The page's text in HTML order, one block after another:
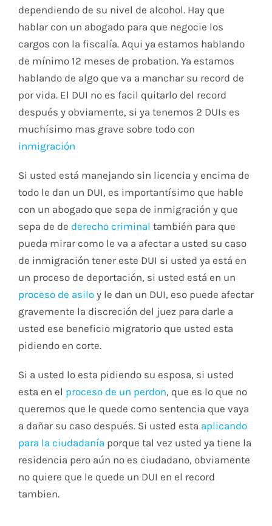
dependiendo de su nivel de alcohol. Hay que
hablar con un abogado para que negocie los
cargos con la fiscalía. Aqui ya estamos hablando
de mínimo 12 meses de probation. Ya estamos
hablando de algo que va a manchar su record de
por vida. El DUI no es facil quitarlo del record
después y obviamente, si ya tenemos 2 DUIs es
muchísimo mas grave sobre todo con
inmigración
Si usted está manejando sin licencia y encima de
todo le dan un DUI, es importantísimo que hable
con un abogado que sepa de inmigración y que
sepa de de derecho criminal también para que
pueda mirar como le va a afectar a usted su caso
de inmigración tener este DUI si usted ya está en
un proceso de deportación, si usted está en un
proceso de asiloy le dan un DUI, eso puede afectar
gravemente la discreción del juez para darle a
usted ese beneficio migratorio que usted esta
pidiendo en corte.
Si a usted lo esta pidiendo su esposa, si usted
esta en el proceso de un perdon, que es lo que no
queremos que le quede como sentencia que vaya
a dañar su caso después. Si usted esta aplicando
para la ciudadanía porque tal vez usted ya tiene la
residencia pero aún no es ciudadano, obviamente
no quiere que le quede un DUI en el record
tambien.